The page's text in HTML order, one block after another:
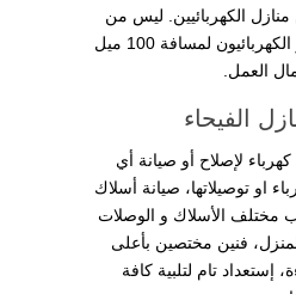
الكهربائيين. ليس من
غير المألوف أن يسافر الكهربائيون لمسافة 100 ميل
العمل.
الفيحاء
لإصلاح أو صيانة أي
او توصيلاتها، صيانة أسلاك
مختلف الأسلاك و الوصلات
فنين مختصين بأعلى
إستعداد تام لتلبية كافة